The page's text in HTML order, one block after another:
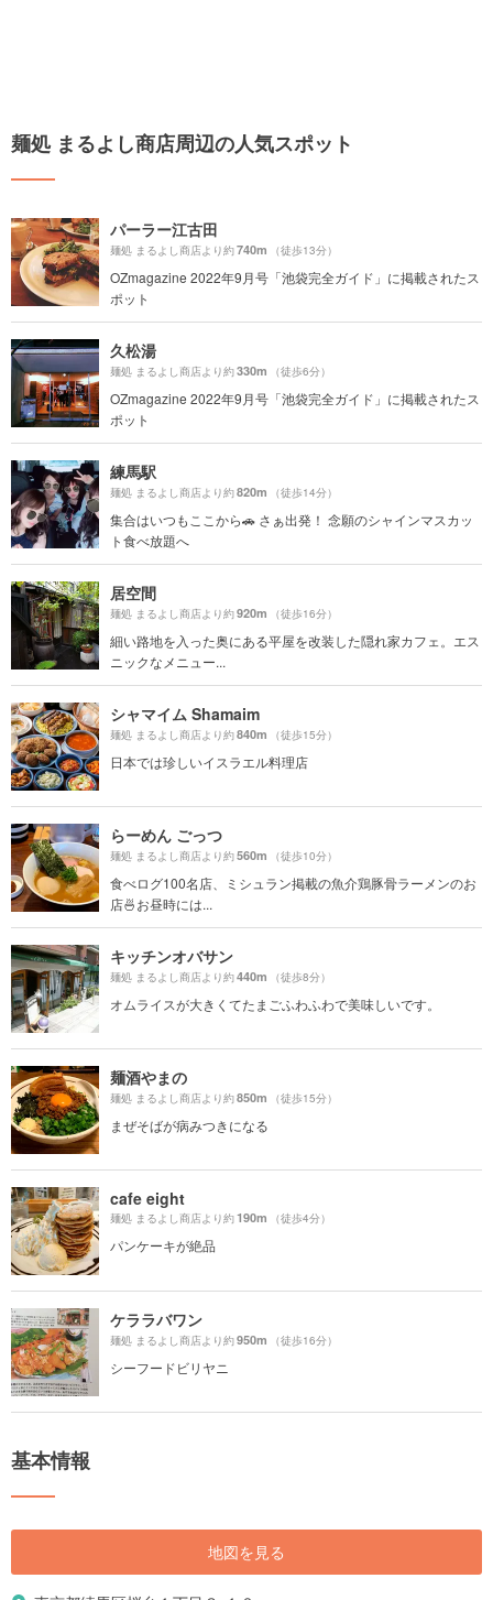
麺処 まるよし商店周辺の人気スポット
パーラー江古田
麺処 まるよし商店より約740m （徒歩13分）
OZmagazine 2022年9月号「池袋完全ガイド」に掲載されたス
ポット
久松湯
麺処 まるよし商店より約330m （徒歩6分）
OZmagazine 2022年9月号「池袋完全ガイド」に掲載されたス
ポット
練馬駅
麺処 まるよし商店より約820m （徒歩14分）
集合はいつもここから🚗 さぁ出発！ 念願のシャインマスカッ
ト食べ放題へ
居空間
麺処 まるよし商店より約920m （徒歩16分）
細い路地を入った奥にある平屋を改装した隠れ家カフェ。エス
ニックなメニュー...
シャマイム Shamaim
麺処 まるよし商店より約840m （徒歩15分）
日本では珍しいイスラエル料理店
らーめん ごっつ
麺処 まるよし商店より約560m （徒歩10分）
食べログ100名店、ミシュラン掲載の魚介鶏豚骨ラーメンのお
店🍜お昼時には...
キッチンオバサン
麺処 まるよし商店より約440m （徒歩8分）
オムライスが大きくてたまごふわふわで美味しいです。
麺酒やまの
麺処 まるよし商店より約850m （徒歩15分）
まぜそばが病みつきになる
cafe eight
麺処 まるよし商店より約190m （徒歩4分）
パンケーキが絶品
ケララバワン
麺処 まるよし商店より約950m （徒歩16分）
シーフードビリヤニ
基本情報
地図を見る